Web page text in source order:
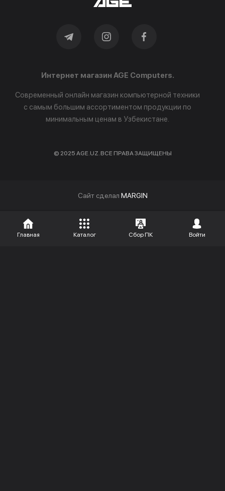
Интернет магазин AGE Computers.
Современный онлайн магазин компьютерной техники
с самым большим ассортиментом продукции по
минимальным ценам в Узбекистане.
© 2025 AGE.UZ. ВСЕ ПРАВА ЗАЩИЩЕНЫ
Cайт сделал MARGIN
Главная Каталог Сбор ПК Войти